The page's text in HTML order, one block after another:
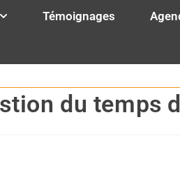
Témoignages
du temps